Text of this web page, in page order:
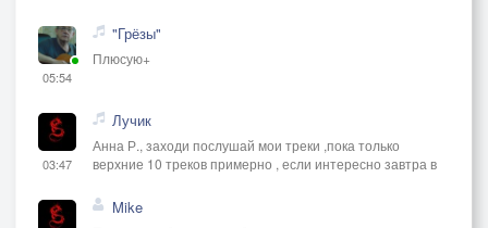
05:54
"Грёзы"
Плюсую+
03:47
Лучик
Анна Р., заходи послушай мои треки ,пока только
верхние 10 треков примерно , если интересно завтра в
Mike